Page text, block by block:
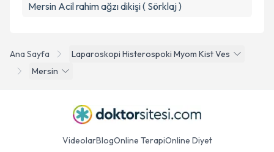
Ana Sayfa
Laparoskopi Histerospoki Myom Kist Ves
Mersin
Mersin Acil rahim ağzı dikişi ( Sörklaj )
VideolarBlogOnline TerapiOnline Diyet